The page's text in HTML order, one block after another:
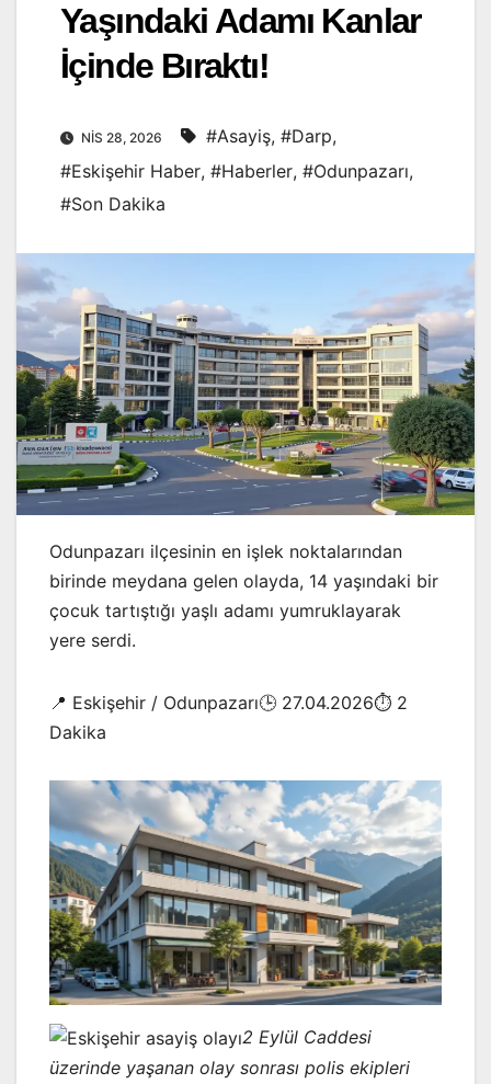
Yaşındaki Adamı Kanlar
İçinde Bıraktı!
NIS 28, 2026 #Asayiş, #Darp,
#Eskişehir Haber, #Haberler, #Odunpazarı,
#Son Dakika
Odunpazarı ilçesinin en işlek noktalarından
birinde meydana gelen olayda, 14 yaşındaki bir
çocuk tartıştığı yaşlı adamı yumruklayarak
yere serdi.
📍 Eskişehir / Odunpazarı🕒 27.04.2026⏱️ 2
Dakika
2 Eylül Caddesi
üzerinde yaşanan olay sonrası polis ekipleri